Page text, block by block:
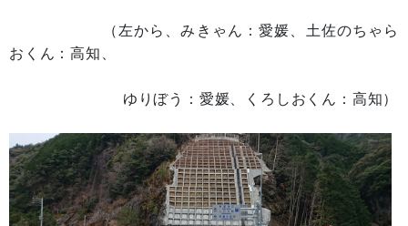
（左から、みきゃん：愛媛、土佐のちゃら
おくん：高知、
ゆりぼう：愛媛、くろしおくん：高知）